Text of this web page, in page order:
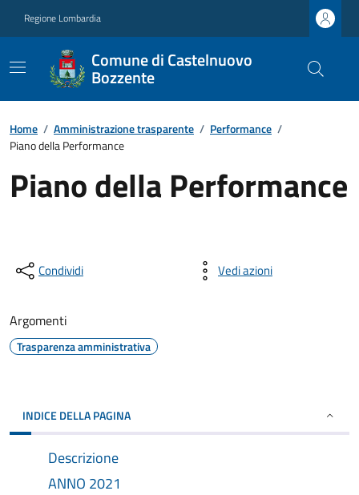
Regione Lombardia
Comune di Castelnuovo
Bozzente
Home / Amministrazione trasparente / Performance /
Piano della Performance
Piano della Performance
Condividi Vedi azioni
Argomenti
Trasparenza amministrativa
INDICE DELLA PAGINA
Descrizione
ANNO 2021